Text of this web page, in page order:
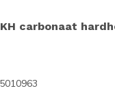
carbonaat